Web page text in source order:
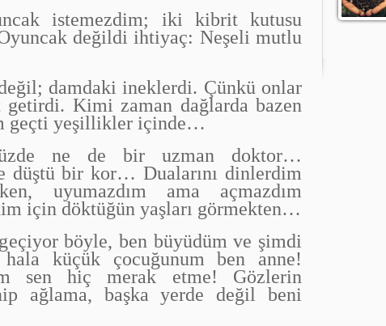
istemezdim; iki kibrit kutusu
değildi ihtiyaç: Neşeli mutlu
damdaki ineklerdi. Çünkü onlar
Kimi zaman dağlarda bazen
geçti yeşillikler içinde…
ne de bir uzman doktor…
düştü bir kor… Dualarını dinlerdim
uyumazdım ama açmazdım
için döktüğün yaşları görmekten…
böyle, ben büyüdüm ve şimdi
küçük çocuğunum ben anne!
sen hiç merak etme! Gözlerin
ağlama, başka yerde değil beni